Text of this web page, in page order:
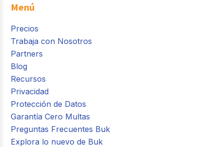
Menú
Precios
Trabaja con Nosotros
Partners
Blog
Recursos
Privacidad
Protección de Datos
Garantía Cero Multas
Preguntas Frecuentes Buk
Explora lo nuevo de Buk